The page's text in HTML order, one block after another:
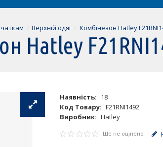
Верхній одяг Комбінезон Hatley
Hatley
Наявність: 18
Код Товару: F21RNI1492
Виробник: Hatley
Ще не оцінено